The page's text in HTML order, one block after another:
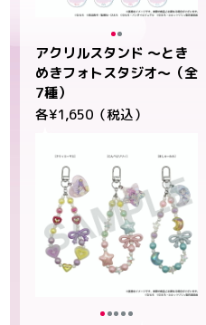
アクリルスタンド ～とき
めきフォトスタジオ～（全
7種）
各¥1,650（税込）